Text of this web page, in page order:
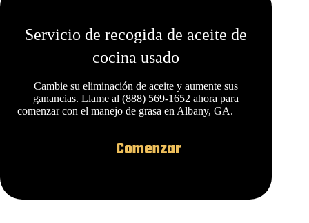
Servicio de recogida de aceite de
cocina usado
Cambie su eliminación de aceite y aumente sus
ganancias. Llame al (888) 569-1652 ahora para
comenzar con el manejo de grasa en Albany, GA.
Comenzar